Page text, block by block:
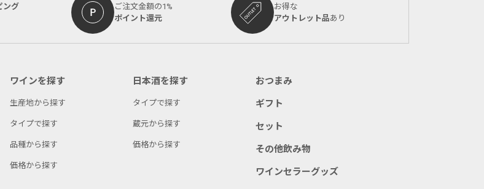
ング
ご注文金額の1%
ポイント還元
お得な
アウトレット品あり
ワインを探す
生産地から探す
タイプで探す
品種から探す
価格から探す
日本酒を探す
タイプで探す
蔵元から探す
価格から探す
おつまみ
ギフト
セット
その他飲み物
ワインセラーグッズ